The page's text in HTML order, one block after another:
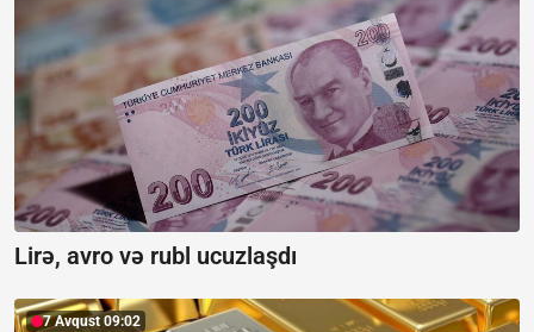
Lirə, avro və rubl ucuzlaşdı
7 Avqust 09:02